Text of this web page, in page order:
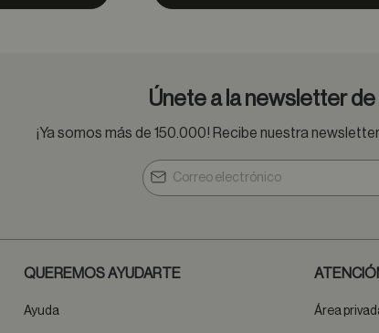
Únete a la newsletter
¡Ya somos más de 150.000! Recibe nuestra
QUEREMOS AYUDARTE
Ayuda Área